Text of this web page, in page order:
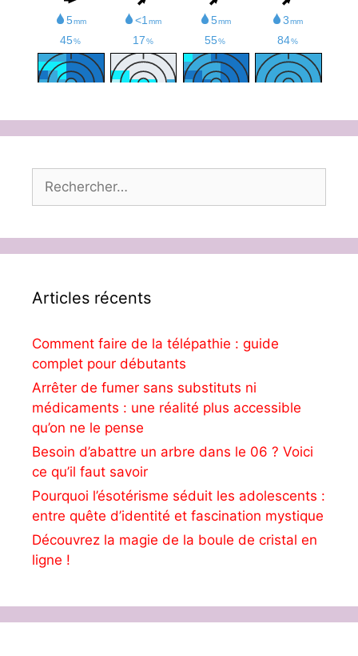
Rechercher :
Articles récents
Comment faire de la télépathie : guide
complet pour débutants
Arrêter de fumer sans substituts ni
médicaments : une réalité plus accessible
qu’on ne le pense
Besoin d’abattre un arbre dans le 06 ? Voici
ce qu’il faut savoir
Pourquoi l’ésotérisme séduit les adolescents :
entre quête d’identité et fascination mystique
Découvrez la magie de la boule de cristal en
ligne !